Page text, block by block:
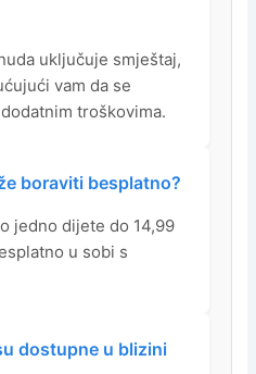
uključuje smještaj,
vam da se
troškovima.
boraviti besplatno?
jedno dijete do 14,99
u sobi s
dostupne u blizini